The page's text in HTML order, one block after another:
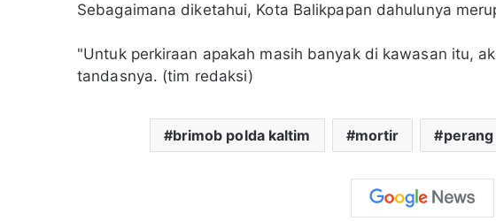
Sebagaimana diketahui, Kota Balikpapan dahulunya
"Untuk perkiraan apakah masih banyak di kawasan itu,
tandasnya. (tim redaksi)
brimob polda kaltim mortir